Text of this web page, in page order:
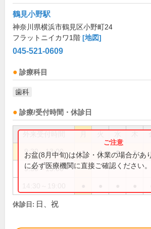
鶴見小野駅
神奈川県横浜市鶴見区小野町24
フラットニイカワ1階 [地図]
045-521-0609
診療科目
歯科
診療/受付時間・休診日
9:30～13:00 ● ● ● ●
9:30～15:00
お盆(8月中旬)は休診・休業の場合があ
に必ず医療機関に直接ご確認ください。
休診日: 日、祝